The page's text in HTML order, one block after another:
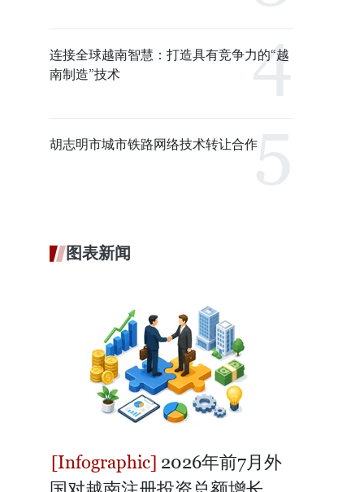
连接全球越南智慧：打造具有竞争力的“越
南制造”技术
胡志明市城市铁路网络技术转让合作
图表新闻
2026年前7月外